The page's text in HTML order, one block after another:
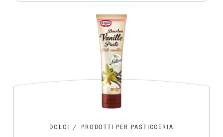
DOLCI / PRODOTTI PER PASTICCERIA